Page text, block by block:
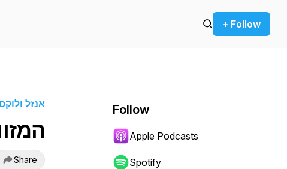
+ Follow
אנזל
Share
Follow
Apple Podcasts
Spotify